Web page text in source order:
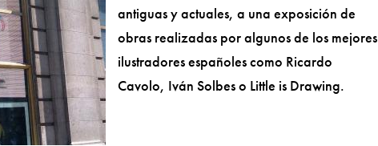
antiguas y actuales, a una exposición de
obras realizadas por algunos de los mejores
ilustradores españoles como Ricardo
Cavolo, Iván Solbes o Little is Drawing.